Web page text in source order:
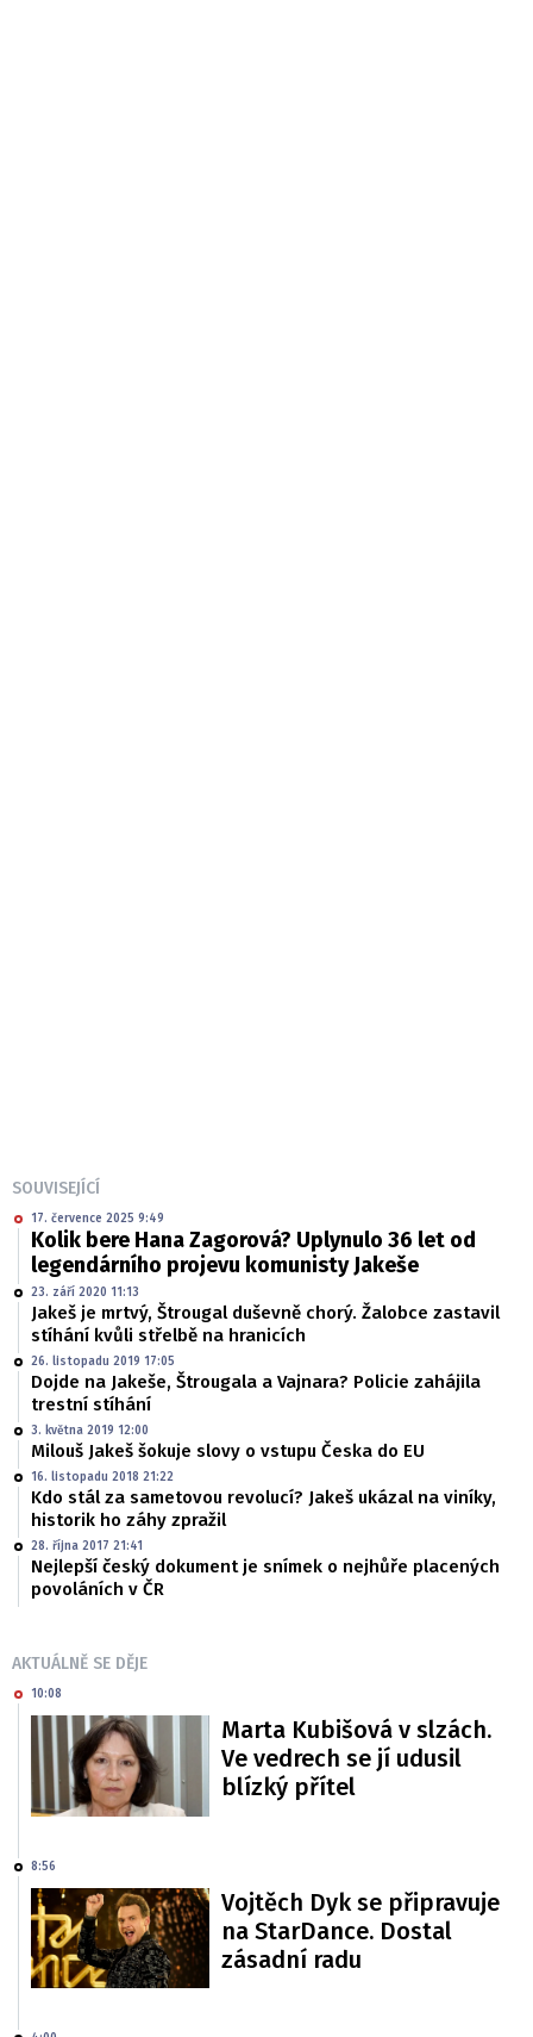
SOUVISEJÍCÍ
17. července 2025 9:49
Kolik bere Hana Zagorová? Uplynulo 36 let od
legendárního projevu komunisty Jakeše
23. září 2020 11:13
Jakeš je mrtvý, Štrougal duševně chorý. Žalobce zastavil
stíhání kvůli střelbě na hranicích
26. listopadu 2019 17:05
Dojde na Jakeše, Štrougala a Vajnara? Policie zahájila
trestní stíhání
3. května 2019 12:00
Milouš Jakeš šokuje slovy o vstupu Česka do EU
16. listopadu 2018 21:22
Kdo stál za sametovou revolucí? Jakeš ukázal na viníky,
historik ho záhy zpražil
28. října 2017 21:41
Nejlepší český dokument je snímek o nejhůře placených
povoláních v ČR
AKTUÁLNĚ SE DĚJE
10:08
Marta Kubišová v slzách.
Ve vedrech se jí udusil
blízký přítel
8:56
Vojtěch Dyk se připravuje
na StarDance. Dostal
zásadní radu